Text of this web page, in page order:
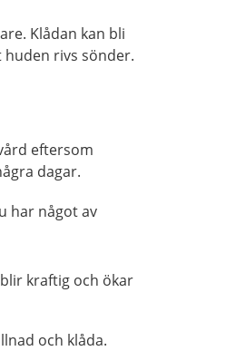
Klådan kan bli
rivs sönder.
eftersom
dagar.
har något av
kraftig och ökar
och klåda.